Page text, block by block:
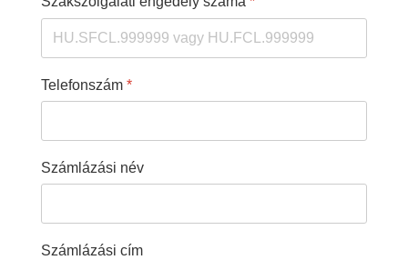
Telefonszám *
Számlázási név
Számlázási cím